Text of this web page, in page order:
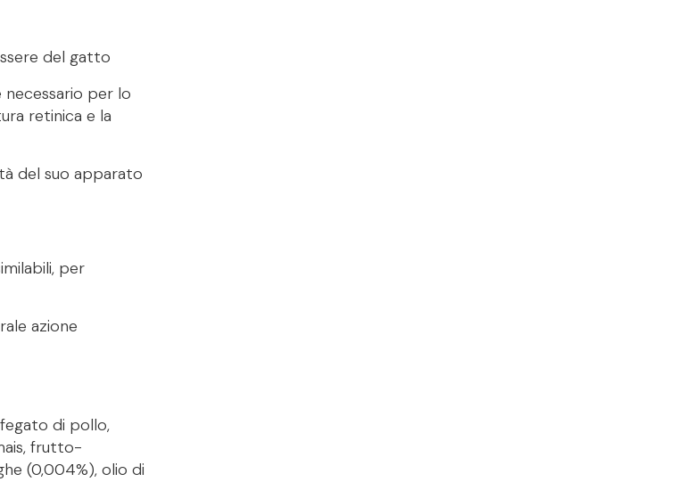
del gatto
necessario per lo
retinica e la
del suo apparato
per
azione
di pollo,
frutto-
(0,004%), olio di